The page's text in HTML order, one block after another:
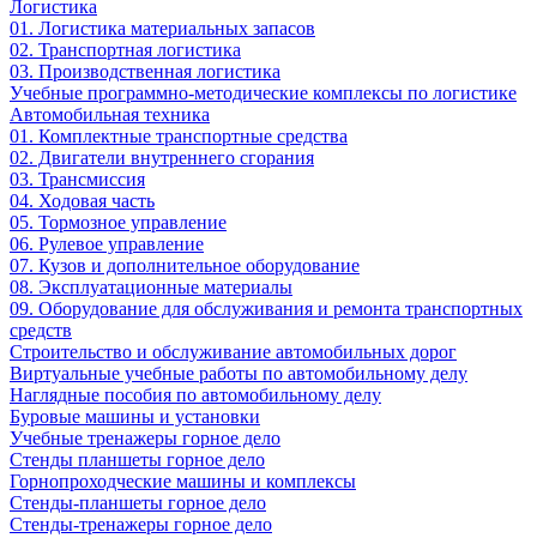
Логистика
01. Логистика материальных запасов
02. Транспортная логистика
03. Производственная логистика
Учебные программно-методические комплексы по логистике
Автомобильная техника
01. Комплектные транспортные средства
02. Двигатели внутреннего сгорания
03. Трансмиссия
04. Ходовая часть
05. Тормозное управление
06. Рулевое управление
07. Кузов и дополнительное оборудование
08. Эксплуатационные материалы
09. Оборудование для обслуживания и ремонта транспортных
средств
Строительство и обслуживание автомобильных дорог
Виртуальные учебные работы по автомобильному делу
Наглядные пособия по автомобильному делу
Буровые машины и установки
Учебные тренажеры горное дело
Стенды планшеты горное дело
Горнопроходческие машины и комплексы
Стенды-планшеты горное дело
Стенды-тренажеры горное дело